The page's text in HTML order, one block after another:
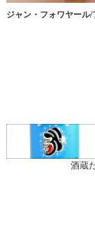
ジャン・フォワヤール/
酒蔵